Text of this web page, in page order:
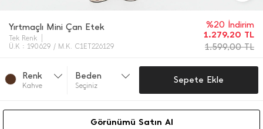
Yırtmaçlı Mini Çan Etek
Tek Renk
Ü.K : 190629 / M.K. C1ET226129
%20 İndirim
1.279,20 TL
1.599,00TL
Renk
Kahve
Beden
Seçiniz
Sepete Ekle
Görünümü Satın Al